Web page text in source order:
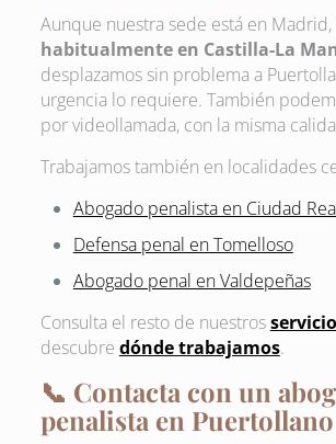
Aunque nuestra sede está en Madrid,
habitualmente en Castilla-La
desplazamos sin problema a
urgencia lo requiere. También
por videollamada, con la misma
Trabajamos también en localidades
Abogado penalista en Ciudad
Defensa penal en Tomelloso
Abogado penal en Valdepeñas
Consulta el resto de nuestros
descubre dónde trabajamos.
📞 Contacta con un
penalista en